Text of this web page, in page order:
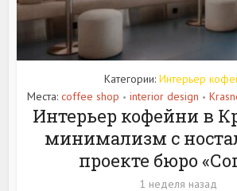
Категории: Интерьер
Места: coffee shop • interior design •
Интерьер кофейни в
минимализм с
проекте бюро
1 неделя назад